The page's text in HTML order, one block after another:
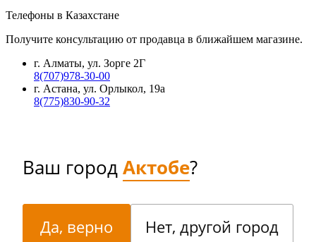
Телефоны в Казахстане
Получите консультацию от продавца в ближайшем магазине.
г. Алматы, ул. Зорге 2Г
8(707)978-30-00
г. Астана, ул. Орлыкол, 19а
8(775)830-90-32
Ваш городАктобе?
Да, верно Нет, другой город